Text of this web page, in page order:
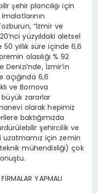
şehir plancılığı için
“İzmir ve
yüzyıldaki aletsel
yıllık süre içinde 6,6
olasılığı % 92
İzmir’in
açığında 6,6
ve Bornova
zararlar
olarak hepimiz
baktığımızda
şehircilik ve
uzatmamız için zemin
mühendisliği) çok
YAPMALI